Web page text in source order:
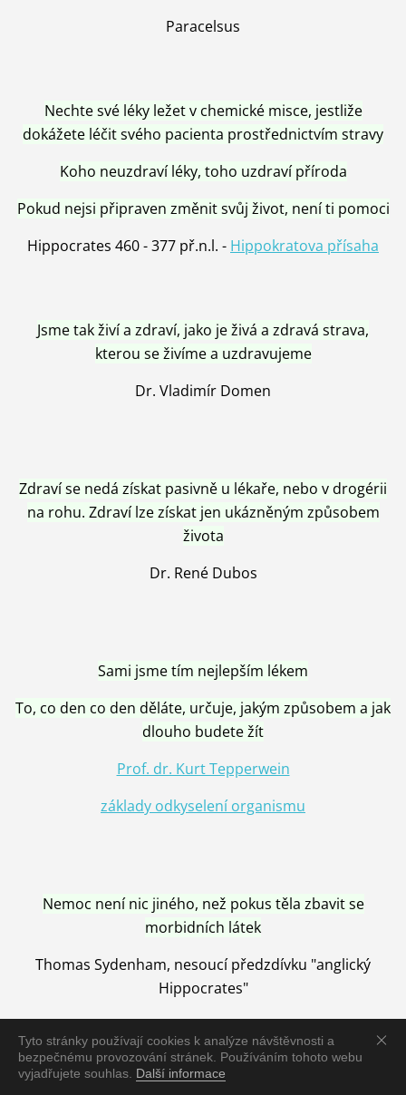
Tyto stránky používají cookies k analýze návštěvnosti a
bezpečnému provozování stránek. Používáním tohoto webu
vyjadřujete souhlas. Další informace
Paracelsus
Nechte své léky ležet v chemické misce, jestliže
dokážete léčit svého pacienta prostřednictvím stravy
Koho neuzdraví léky, toho uzdraví příroda
Pokud nejsi připraven změnit svůj život, není ti pomoci
Hippocrates 460 - 377 př.n.l. - Hippokratova přísaha
Jsme tak živí a zdraví, jako je živá a zdravá strava,
kterou se živíme a uzdravujeme
Dr. Vladimír Domen
Zdraví se nedá získat pasivně u lékaře, nebo v drogérii
na rohu. Zdraví lze získat jen ukázněným způsobem
života
Dr. René Dubos
Sami jsme tím nejlepším lékem
To, co den co den děláte, určuje, jakým způsobem a jak
dlouho budete žít
Prof. dr. Kurt Tepperwein
základy odkyselení organismu
Nemoc není nic jiného, než pokus těla zbavit se
morbidních látek
Thomas Sydenham, nesoucí předzdívku "anglický
Hippocrates"
Nemoc je vyléčena jen pomocí Přírody, neutralizací a